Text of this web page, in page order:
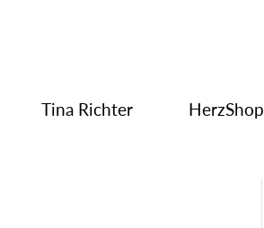
Tina Richter HerzShop